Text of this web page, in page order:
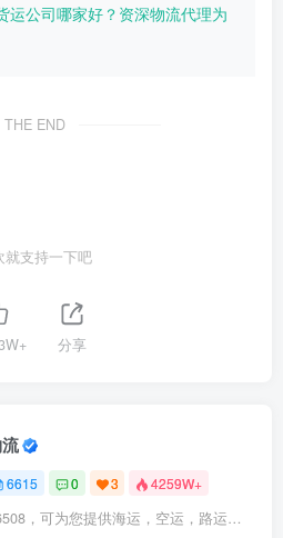
运公司哪家好？资深物流代理为
THE END
就支持一下吧
分享
6615 0 3 4259W+
微信1139976508，可为您提供海运，空运，路运，铁路运输